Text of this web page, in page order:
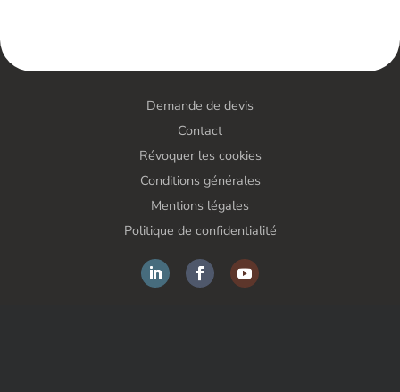
Demande de devis
Contact
Révoquer les cookies
Conditions générales
Mentions légales
Politique de confidentialité